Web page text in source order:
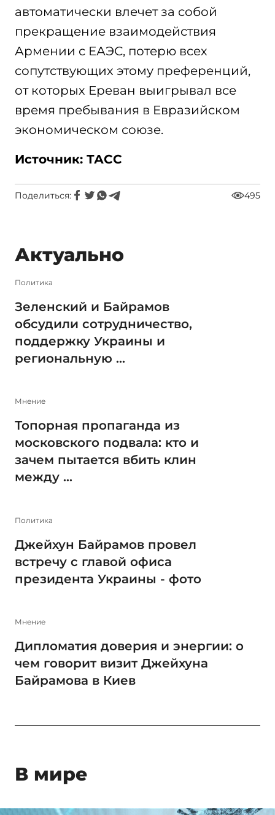
автоматически влечет за собой
прекращение взаимодействия
Армении с ЕАЭС, потерю всех
сопутствующих этому преференций,
от которых Ереван выигрывал все
время пребывания в Евразийском
экономическом союзе.
Источник: ТАСС
Поделиться: 495
Актуально
Политика
Зеленский и Байрамов
обсудили сотрудничество,
поддержку Украины и
региональную ...
Мнение
Топорная пропаганда из
московского подвала: кто и
зачем пытается вбить клин
между ...
Политика
Джейхун Байрамов провел
встречу с главой офиса
президента Украины - фото
Мнение
Дипломатия доверия и энергии: о
чем говорит визит Джейхуна
Байрамова в Киев
В мире